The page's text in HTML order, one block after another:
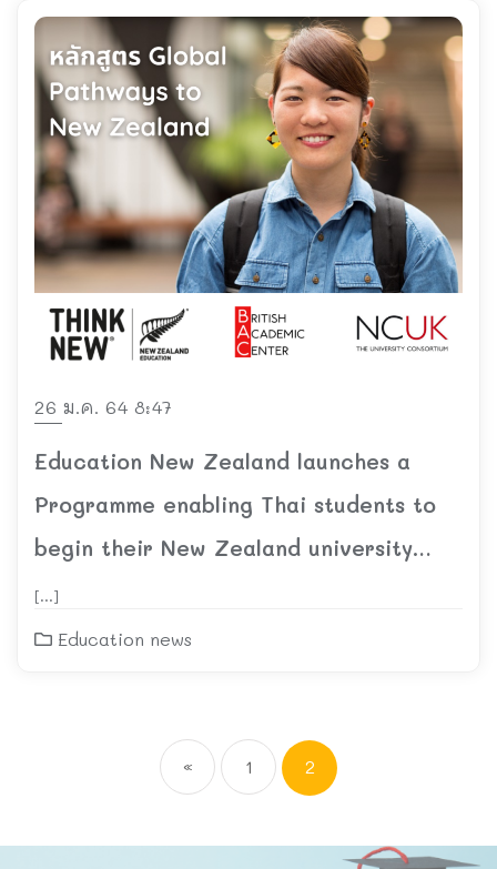
26 ม.ค. 64 8:47
Education New Zealand launches a
Programme enabling Thai students to
begin their New Zealand university
study at home.
[…]
Education news
« 1 2